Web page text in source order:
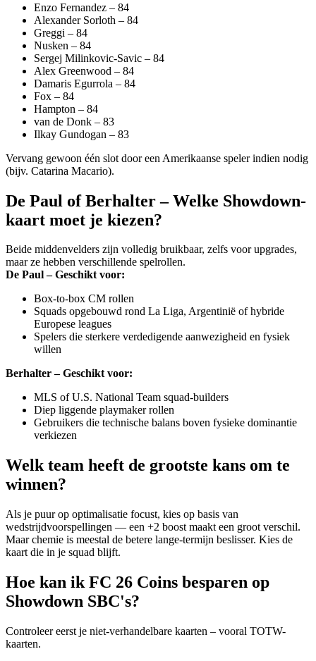
Enzo Fernandez – 84
Alexander Sorloth – 84
Greggi – 84
Nusken – 84
Sergej Milinkovic-Savic – 84
Alex Greenwood – 84
Damaris Egurrola – 84
Fox – 84
Hampton – 84
van de Donk – 83
Ilkay Gundogan – 83
Vervang gewoon één slot door een Amerikaanse speler indien nodig
(bijv. Catarina Macario).
De Paul of Berhalter – Welke Showdown-
kaart moet je kiezen?
Beide middenvelders zijn volledig bruikbaar, zelfs voor upgrades,
maar ze hebben verschillende spelrollen.
De Paul – Geschikt voor:
Box-to-box CM rollen
Squads opgebouwd rond La Liga, Argentinië of hybride
Europese leagues
Spelers die sterkere verdedigende aanwezigheid en fysiek
willen
Berhalter – Geschikt voor:
MLS of U.S. National Team squad-builders
Diep liggende playmaker rollen
Gebruikers die technische balans boven fysieke dominantie
verkiezen
Welk team heeft de grootste kans om te
winnen?
Als je puur op optimalisatie focust, kies op basis van
wedstrijdvoorspellingen — een +2 boost maakt een groot verschil.
Maar chemie is meestal de betere lange-termijn beslisser. Kies de
kaart die in je squad blijft.
Hoe kan ik FC 26 Coins besparen op
Showdown SBC's?
Controleer eerst je niet-verhandelbare kaarten – vooral TOTW-
kaarten.